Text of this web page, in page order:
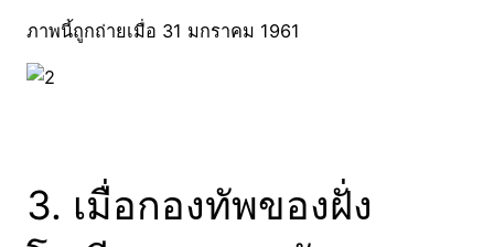
ภาพนี้ถูกถ่ายเมื่อ 31 มกราคม 1961
3. เมื่อกองทัพของฝั่ง